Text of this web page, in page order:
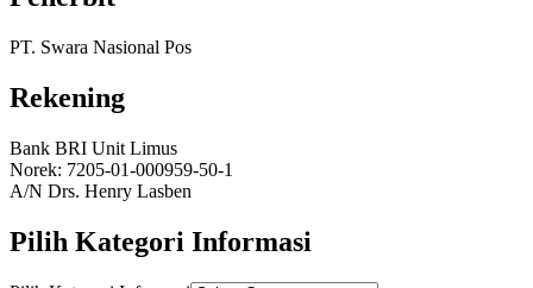
PT. Swara Nasional Pos
Rekening
Bank BRI Unit Limus
Norek: 7205-01-000959-50-1
A/N Drs. Henry Lasben
Pilih Kategori Informasi